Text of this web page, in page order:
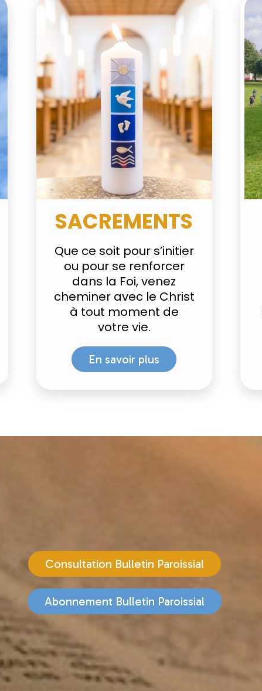
SACREMENTS
Que ce soit pour s’initier
ou pour se renforcer
dans la Foi, venez
cheminer avec le Christ
à tout moment de
votre vie.
En savoir plus
Consultation Bulletin Paroissial
Abonnement Bulletin Paroissial